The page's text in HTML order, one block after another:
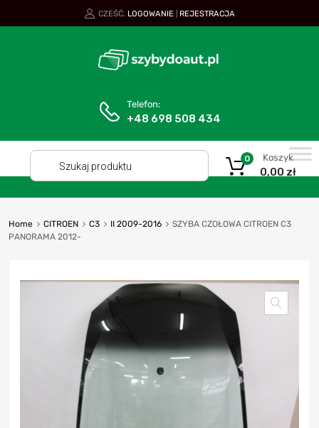
CZEŚĆ. LOGOWANIE REJESTRACJA
Telefon:
+48 698 508 434
Koszyk
0,00 zł
0
Home CITROEN C3 II 2009-2016
SZYBA CZOŁOWA CITROEN C3
PANORAMA 2012-